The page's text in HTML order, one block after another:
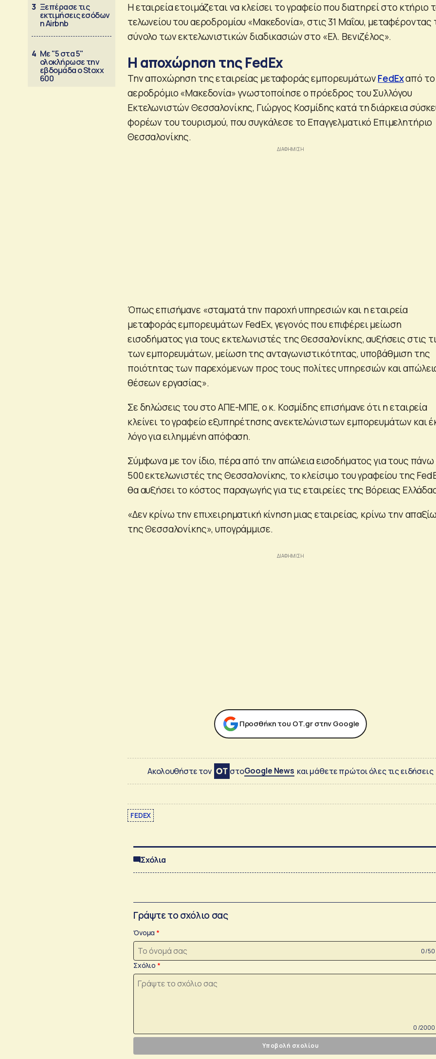
3 Ξεπέρασε τις
εκτιμήσεις εσόδων
η Airbnb
4 Με "5 στα 5"
ολοκλήρωσε την
εβδομάδα ο Stoxx
600
Η εταιρεία ετοιμάζεται να κλείσει το γραφείο που διατηρεί στο κτήριο
τελωνείου του αεροδρομίου «Μακεδονία», στις 31 Μαΐου, μεταφέροντας
σύνολο των εκτελωνιστικών διαδικασιών στο «Ελ. Βενιζέλος».
Η αποχώρηση της FedEx
Την αποχώρηση της εταιρείας μεταφοράς εμπορευμάτωνFedExαπό το
αεροδρόμιο «Μακεδονία» γνωστοποίησε ο πρόεδρος του Συλλόγου
Εκτελωνιστών Θεσσαλονίκης, Γιώργος Κοσμίδης κατά τη διάρκεια
φορέων του τουρισμού, που συγκάλεσε το Επαγγελματικό Επιμελητήριο
Θεσσαλονίκης.
Όπως επισήμανε «σταματά την παροχή υπηρεσιών και η εταιρεία
μεταφοράς εμπορευμάτων FedEx, γεγονός που επιφέρει μείωση
εισοδήματος για τους εκτελωνιστές της Θεσσαλονίκης, αυξήσεις στις
των εμπορευμάτων, μείωση της ανταγωνιστικότητας, υποβάθμιση της
ποιότητας των παρεχόμενων προς τους πολίτες υπηρεσιών και
θέσεων εργασίας».
Σε δηλώσεις του στο ΑΠΕ-ΜΠΕ, ο κ. Κοσμίδης επισήμανε ότι η εταιρεία
κλείνει το γραφείο εξυπηρέτησης ανεκτελώνιστων εμπορευμάτων και
λόγο για ειλημμένη απόφαση.
Σύμφωνα με τον ίδιο, πέρα από την απώλεια εισοδήματος για τους
500 εκτελωνιστές της Θεσσαλονίκης, το κλείσιμο του γραφείου της
θα αυξήσει το κόστος παραγωγής για τις εταιρείες της Βόρειας
«Δεν κρίνω την επιχειρηματική κίνηση μιας εταιρείας, κρίνω την
της Θεσσαλονίκης», υπογράμμισε.
Προσθήκη του ΟΤ.gr στην Google
Ακολουθήστε τον στοGoogle News και μάθετε πρώτοι όλες τις ειδήσεις
FEDEX
Σχόλια
Γράψτε το σχόλιο σας
Όνομα
0 /50
Σχόλιο
0 /2000
Υποβολή σχολίου